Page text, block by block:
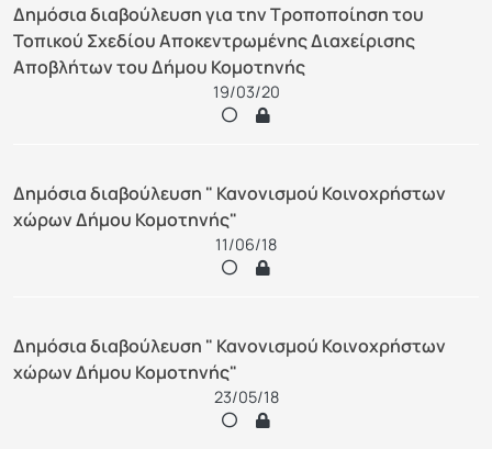
Δημόσια διαβούλευση για την Τροποποίηση του
Τοπικού Σχεδίου Αποκεντρωμένης Διαχείρισης
Αποβλήτων του Δήμου Κομοτηνής
19/03/20
Δημόσια διαβούλευση " Κανονισμού Κοινοχρήστων
χώρων Δήμου Κομοτηνής"
11/06/18
Δημόσια διαβούλευση " Κανονισμού Κοινοχρήστων
χώρων Δήμου Κομοτηνής"
23/05/18